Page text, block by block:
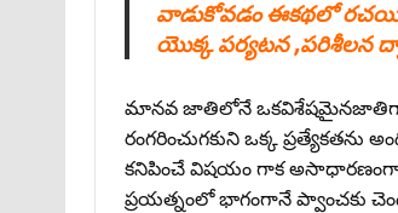
వాడుకోవడం ఈకథలో రచయిత
యొక్క పర్యటన ‌,పరిశీల‌న
మానవ జాతిలోనే ఒకవిశేషమైనజాతిగా
రంగరించుగకుని ఒక్క ప్రత్యేకతను
కనిపించే విషయం గాక అసాధారణంగా
ప్రయత్నంలో భాగంగానే ప్వాంచకు